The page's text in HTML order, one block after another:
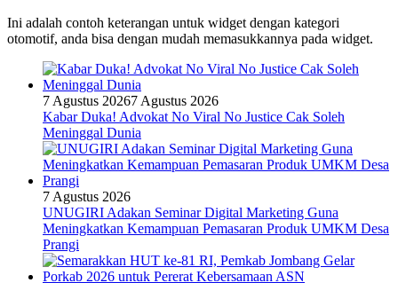
Ini adalah contoh keterangan untuk widget dengan kategori
otomotif, anda bisa dengan mudah memasukkannya pada widget.
7 Agustus 20267 Agustus 2026
Kabar Duka! Advokat No Viral No Justice Cak Soleh
Meninggal Dunia
7 Agustus 2026
UNUGIRI Adakan Seminar Digital Marketing Guna
Meningkatkan Kemampuan Pemasaran Produk UMKM Desa
Prangi